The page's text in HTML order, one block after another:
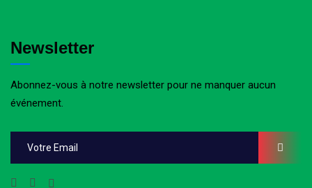
Newsletter
Abonnez-vous à notre newsletter pour ne manquer aucun
événement.